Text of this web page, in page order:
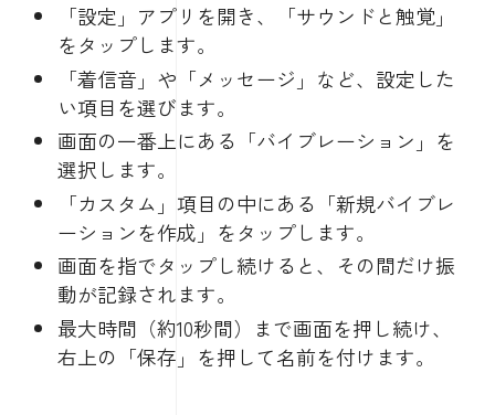
「設定」アプリを開き、「サウンドと触覚」
をタップします。
「着信音」や「メッセージ」など、設定した
い項目を選びます。
画面の一番上にある「バイブレーション」を
選択します。
「カスタム」項目の中にある「新規バイブレ
ーションを作成」をタップします。
画面を指でタップし続けると、その間だけ振
動が記録されます。
最大時間（約10秒間）まで画面を押し続け、
右上の「保存」を押して名前を付けます。